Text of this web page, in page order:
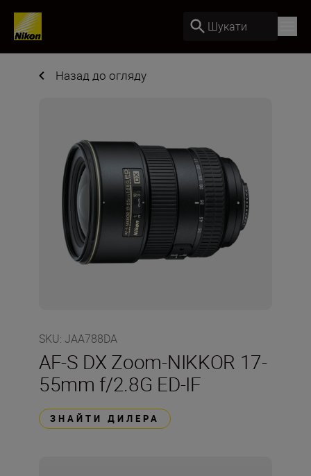
Шукати
Назад до огляду
SKU: JAA788DA
AF-S DX Zoom-NIKKOR 17-
55mm f/2.8G ED-IF
ЗНАЙТИ ДИЛЕРА